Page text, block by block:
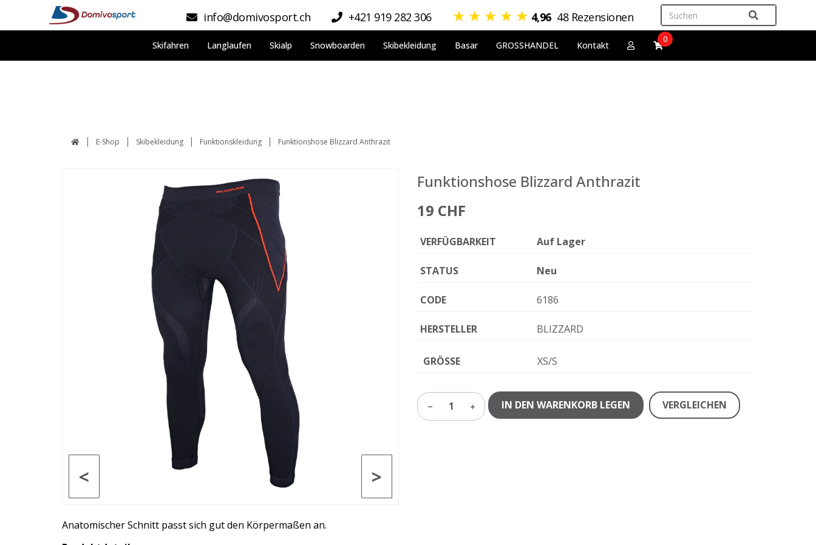
info@domivosport.ch +421 919 282 306 ★ ★ ★ ★ ★ 4,96 48 Rezensionen
Skifahren Langlaufen Skialp Snowboarden Skibekleidung Basar GROSSHANDEL Kontakt
0
E-Shop Skibekleidung Funktionskleidung Funktionshose Blizzard Anthrazit
>
<
Funktionshose Blizzard Anthrazit
19 CHF
VERFÜGBARKEIT Auf Lager
STATUS Neu
CODE 6186
HERSTELLER BLIZZARD
GRÖSSE XS/S
1 IN DEN WARENKORB LEGEN VERGLEICHEN
Anatomischer Schnitt passt sich gut den Körpermaßen an.